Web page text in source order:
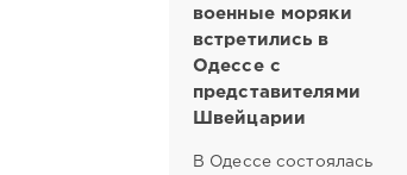
военные моряки
встретились в
Одессе с
представителями
Швейцарии
В Одессе состоялась